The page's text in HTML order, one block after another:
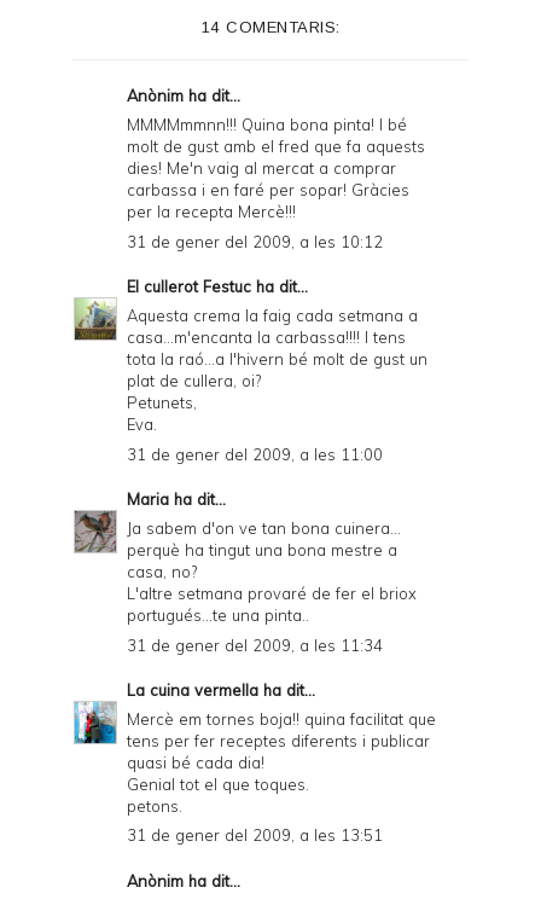
i
e
l
y
a
n
F
14 COMENTARIS:
Anònim ha dit...
MMMMmmnn!!! Quina bona pinta! I bé
molt de gust amb el fred que fa aquests
dies! Me'n vaig al mercat a comprar
carbassa i en faré per sopar! Gràcies
per la recepta Mercè!!!
31 de gener del 2009, a les 10:12
El cullerot Festuc ha dit...
Aquesta crema la faig cada setmana a
casa...m'encanta la carbassa!!!! I tens
tota la raó...a l'hivern bé molt de gust un
plat de cullera, oi?
Petunets,
Eva.
31 de gener del 2009, a les 11:00
Maria ha dit...
Ja sabem d'on ve tan bona cuinera...
perquè ha tingut una bona mestre a
casa, no?
L'altre setmana provaré de fer el briox
portugués...te una pinta..
31 de gener del 2009, a les 11:34
La cuina vermella ha dit...
Mercè em tornes boja!! quina facilitat que
tens per fer receptes diferents i publicar
quasi bé cada dia!
Genial tot el que toques.
petons.
31 de gener del 2009, a les 13:51
Anònim ha dit...